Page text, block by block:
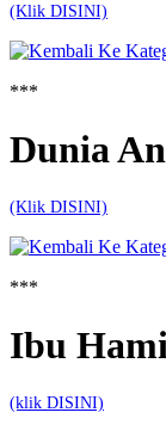
(Klik DISINI)
***
Dunia
(Klik DISINI)
***
Ibu
(klik DISINI)